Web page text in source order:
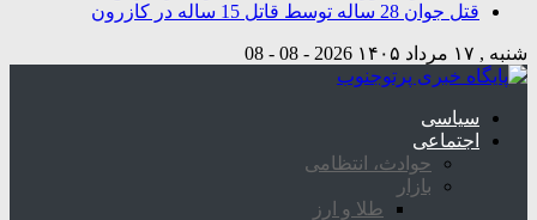
قتل جوان 28 ساله توسط قاتل 15 ساله در کازرون
شنبه , ۱۷ مرداد ۱۴۰۵ 2026 - 08 - 08
سیاسی
اجتماعی
حوادث، انتظامی
بازار
طلا و ارز